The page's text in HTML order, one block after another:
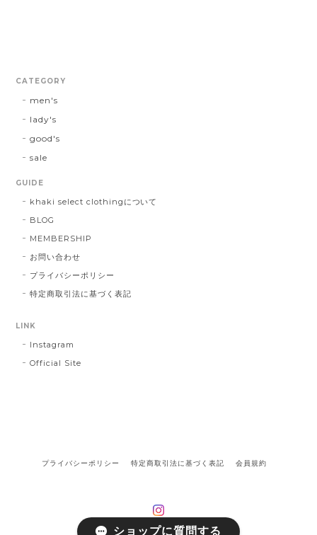
CATEGORY
men's
lady's
good's
sale
GUIDE
khaki select clothingについて
BLOG
MEMBERSHIP
お問い合わせ
プライバシーポリシー
特定商取引法に基づく表記
LINK
Instagram
Official Site
プライバシーポリシー 特定商取引法に基づく表記 会員規約
ショップに質問する